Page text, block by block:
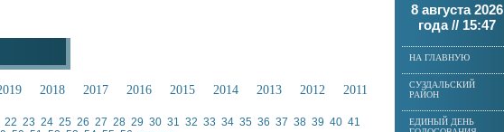
2018 2017 2016 2015 2014 2013 2012 2011
22 23 24 25 26 27 28 29 30 31 32 33 34 35 36 37 38 39 40 41
8 августа 2026
года // 15:47
НА ГЛАВНУЮ
СУЗДАЛЬСКИЙ
РАЙОН
ЕДИНЫЙ ДЕНЬ